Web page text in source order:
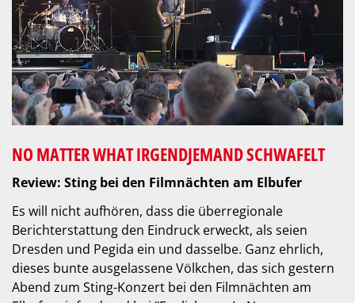
NO MATTER WHAT IRGENDJEMAND SCHWAFELT
Review: Sting bei den Filmnächten am Elbufer
Es will nicht aufhören, dass die überregionale
Berichterstattung den Eindruck erweckt, als seien
Dresden und Pegida ein und dasselbe. Ganz ehrlich,
dieses bunte ausgelassene Völkchen, das sich gestern
Abend zum Sting-Konzert bei den Filmnächten am